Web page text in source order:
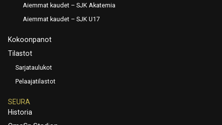
Aiemmat kaudet – SJK Akatemia
Aiemmat kaudet – SJK U17
Kokoonpanot
Tilastot
Sarjataulukot
Pelaajatilastot
SEURA
Historia